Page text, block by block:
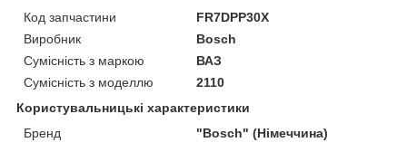
Код запчастини
FR7DPP30X
Виробник
Воѕсһ
Сумісність з маркою
ВАЗ
Сумісність з моделлю
2110
Користувальницькі характеристики
Бренд
"Bosсh" (Німеччина)